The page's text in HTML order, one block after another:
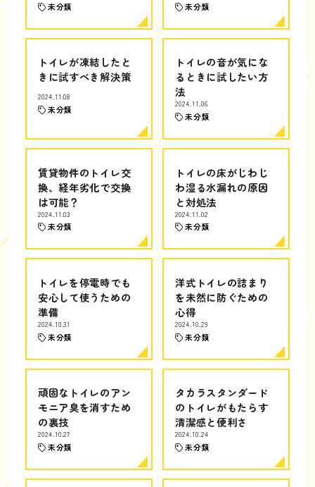
未分類 未分類
トイレが凍結したと
きに試すべき解決策
2024.11.08
未分類
トイレの音が気にな
るときに試したい方
法
2024.11.06
未分類
賃貸物件のトイレ交
換、経年劣化で交換
は可能？
2024.11.03
未分類
トイレの床がじわじ
わ湿る水漏れの原因
と対処法
2024.11.02
未分類
トイレを停電時でも
安心して使うための
準備
2024.10.31
未分類
洋式トイレの詰まり
を未然に防ぐための
心得
2024.10.29
未分類
頑固なトイレのアン
モニア臭を消すため
の裏技
2024.10.27
未分類
タカラスタンダード
のトイレがもたらす
清潔感と便利さ
2024.10.24
未分類